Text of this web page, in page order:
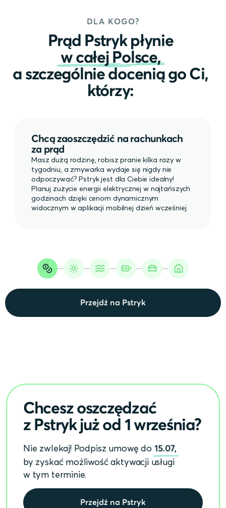
DLA KOGO?
Prąd Pstryk płynie
w całej Polsce,
a szczególnie docenią go Ci,
którzy:
Chcą zaoszczędzić na rachunkach
za prąd
Masz dużą rodzinę, robisz pranie kilka razy w
tygodniu, a zmywarka wydaje się nigdy nie
odpoczywać? Pstryk jest dla Ciebie idealny!
Planuj zużycie energii elektrycznej w najtańszych
godzinach dzięki cenom dynamicznym
widocznym w aplikacji mobilnej dzień wcześniej.
Przejdź na Pstryk
Chcesz oszczędzać
z Pstryk już od 1 września?
Nie zwlekaj! Podpisz umowę do 15.07,
by zyskać możliwość aktywacji usługi
w tym terminie.
Przejdź na Pstryk